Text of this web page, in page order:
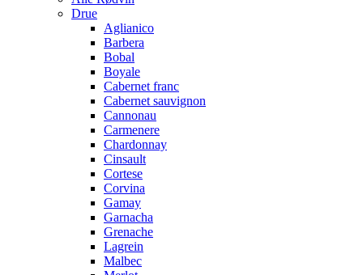
Drue
Aglianico
Barbera
Bobal
Boyale
Cabernet franc
Cabernet sauvignon
Cannonau
Carmenere
Chardonnay
Cinsault
Cortese
Corvina
Gamay
Garnacha
Grenache
Lagrein
Malbec